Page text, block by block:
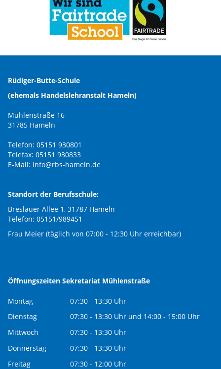
Rüdiger-Butte-Schule
(ehemals Handelslehranstalt Hameln)
Mühlenstraße 16
31785 Hameln
Telefon: 05151 930801
Telefax: 05151 930833
E-Mail: info@rbs-hameln.de
Standort der Berufsschule:
Breslauer Allee 1, 31787 Hameln
Telefon: 05151/989451
Frau Meier (täglich von 07:00 - 12:30 Uhr erreichbar)
Öffnungszeiten Sekretariat Mühlenstraße
Montag
07:30 - 13:30 Uhr
Dienstag
07:30 - 13:30 Uhr und 14:00 - 15:00 Uhr
Mittwoch
07:30 - 13:30 Uhr
Donnerstag
07:30 - 13:30 Uhr
Freitag
07:30 - 12:00 Uhr